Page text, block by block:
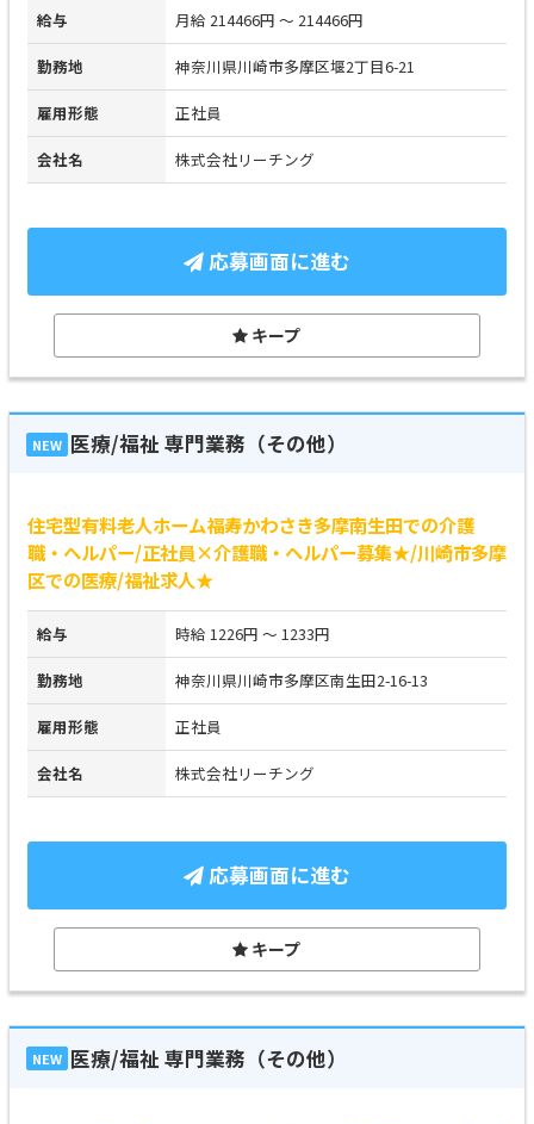
給与 月給 214466円 ～ 214466円
勤務地 神奈川県川崎市多摩区堰2丁目6-21
雇用形態 正社員
会社名 株式会社リーチング
応募画面に進む
キープ
NEW 医療/福祉 専門業務（その他）
住宅型有料老人ホーム福寿かわさき多摩南生田での介護
職・ヘルパー/正社員×介護職・ヘルパー募集★/川崎市多摩
区での医療/福祉求人★
給与 時給 1226円 ～ 1233円
勤務地 神奈川県川崎市多摩区南生田2-16-13
雇用形態 正社員
会社名 株式会社リーチング
応募画面に進む
キープ
NEW 医療/福祉 専門業務（その他）